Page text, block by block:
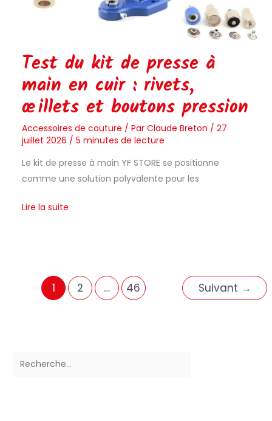
Test du kit de presse à
main en cuir : rivets,
œillets et boutons pression
Accessoires de couture / Par Claude Breton / 27
juillet 2026 / 5 minutes de lecture
Le kit de presse à main YF STORE se positionne
comme une solution polyvalente pour les
Lire la suite
1 2 … 46 Suivant →